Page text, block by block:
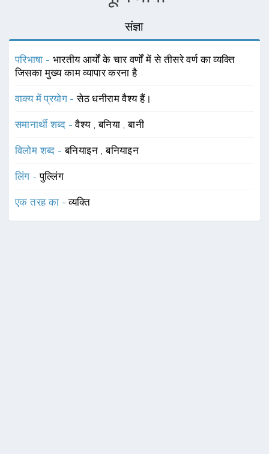
संज्ञा
परिभाषा - भारतीय आर्यों के चार वर्णों में से तीसरे वर्ण का व्यक्ति
जिसका मुख्य काम व्यापार करना है
वाक्य में प्रयोग -सेठ धनीराम वैश्य हैं।
समानार्थी शब्द -वैश्य ,बनिया ,बानी
विलोम शब्द -बनियाइन ,बनियाइन
लिंग -पुल्लिंग
एक तरह का -व्यक्ति